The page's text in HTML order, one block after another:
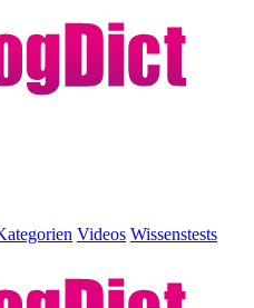
Videos Wissenstests